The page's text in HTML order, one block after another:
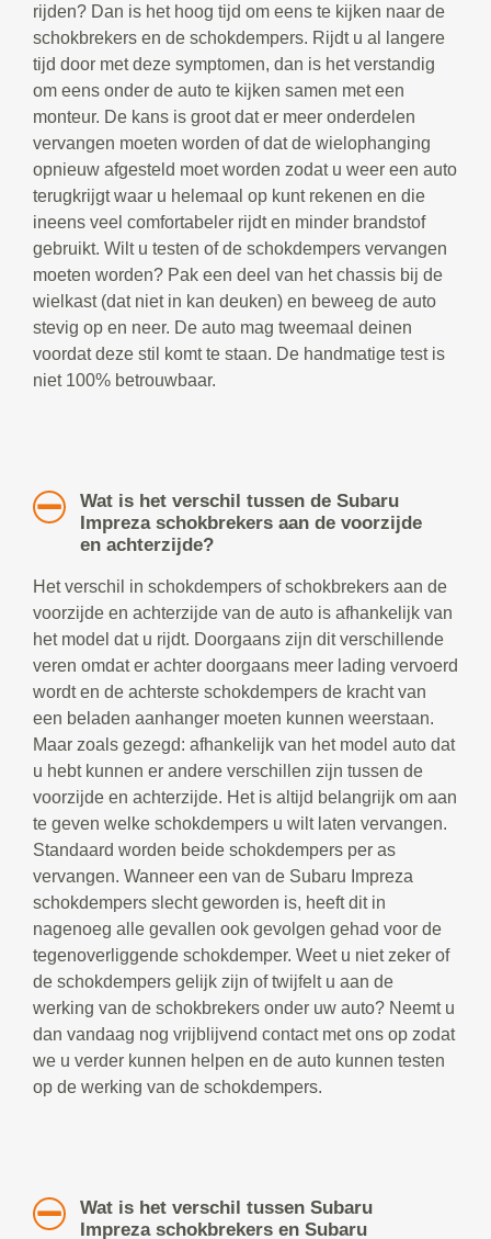
rijden? Dan is het hoog tijd om eens te kijken naar de
schokbrekers en de schokdempers. Rijdt u al langere
tijd door met deze symptomen, dan is het verstandig
om eens onder de auto te kijken samen met een
monteur. De kans is groot dat er meer onderdelen
vervangen moeten worden of dat de wielophanging
opnieuw afgesteld moet worden zodat u weer een auto
terugkrijgt waar u helemaal op kunt rekenen en die
ineens veel comfortabeler rijdt en minder brandstof
gebruikt. Wilt u testen of de schokdempers vervangen
moeten worden? Pak een deel van het chassis bij de
wielkast (dat niet in kan deuken) en beweeg de auto
stevig op en neer. De auto mag tweemaal deinen
voordat deze stil komt te staan. De handmatige test is
niet 100% betrouwbaar.
Wat is het verschil tussen de Subaru
Impreza schokbrekers aan de voorzijde
en achterzijde?
Het verschil in schokdempers of schokbrekers aan de
voorzijde en achterzijde van de auto is afhankelijk van
het model dat u rijdt. Doorgaans zijn dit verschillende
veren omdat er achter doorgaans meer lading vervoerd
wordt en de achterste schokdempers de kracht van
een beladen aanhanger moeten kunnen weerstaan.
Maar zoals gezegd: afhankelijk van het model auto dat
u hebt kunnen er andere verschillen zijn tussen de
voorzijde en achterzijde. Het is altijd belangrijk om aan
te geven welke schokdempers u wilt laten vervangen.
Standaard worden beide schokdempers per as
vervangen. Wanneer een van de Subaru Impreza
schokdempers slecht geworden is, heeft dit in
nagenoeg alle gevallen ook gevolgen gehad voor de
tegenoverliggende schokdemper. Weet u niet zeker of
de schokdempers gelijk zijn of twijfelt u aan de
werking van de schokbrekers onder uw auto? Neemt u
dan vandaag nog vrijblijvend contact met ons op zodat
we u verder kunnen helpen en de auto kunnen testen
op de werking van de schokdempers.
Wat is het verschil tussen Subaru
Impreza schokbrekers en Subaru